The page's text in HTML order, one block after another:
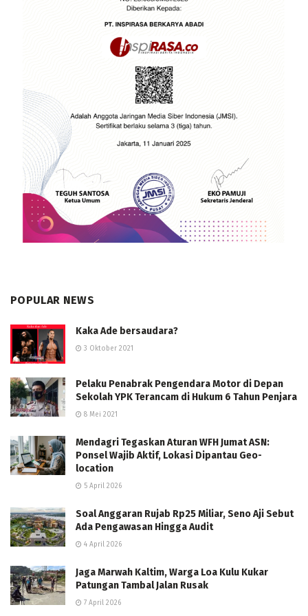
POPULAR NEWS
Kaka Ade bersaudara?
3 Oktober 2021
Pelaku Penabrak Pengendara Motor di Depan
Sekolah YPK Terancam di Hukum 6 Tahun Penjara
8 Mei 2021
Mendagri Tegaskan Aturan WFH Jumat ASN:
Ponsel Wajib Aktif, Lokasi Dipantau Geo-
location
5 April 2026
Soal Anggaran Rujab Rp25 Miliar, Seno Aji Sebut
Ada Pengawasan Hingga Audit
4 April 2026
Jaga Marwah Kaltim, Warga Loa Kulu Kukar
Patungan Tambal Jalan Rusak
7 April 2026